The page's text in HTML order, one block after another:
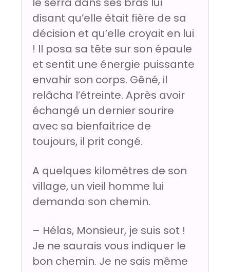
disant qu’elle était fière de sa
décision et qu’elle croyait en lui
! Il posa sa tête sur son épaule
et sentit une énergie puissante
envahir son corps. Gêné, il
relâcha l’étreinte. Après avoir
échangé un dernier sourire
avec sa bienfaitrice de
toujours, il prit congé.
A quelques kilomètres de son
village, un vieil homme lui
demanda son chemin.
– Hélas, Monsieur, je suis sot !
Je ne saurais vous indiquer le
bon chemin. Je ne sais même